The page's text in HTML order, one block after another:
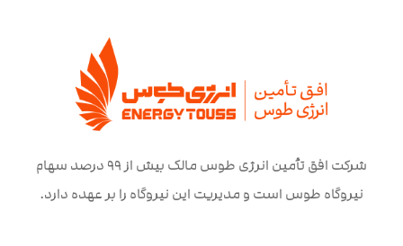
شرکت افق تأمین انرژی طوس مالک بیش از ۹۹ درصد سهام
نیروگاه طوس است و مدیریت این نیروگاه را بر عهده دارد.